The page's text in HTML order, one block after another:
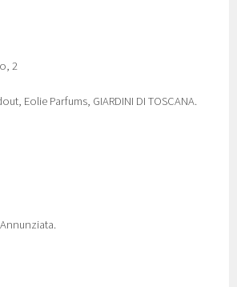
2
Eolie Parfums, GIARDINI DI TOSCANA.